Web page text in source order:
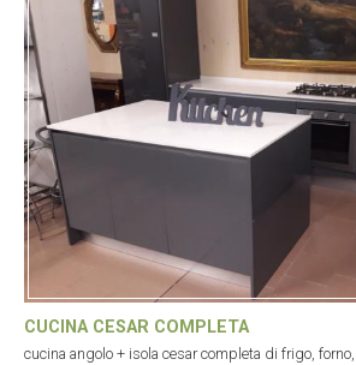
CUCINA CESAR COMPLETA
cucina angolo + isola cesar completa di frigo, forno,